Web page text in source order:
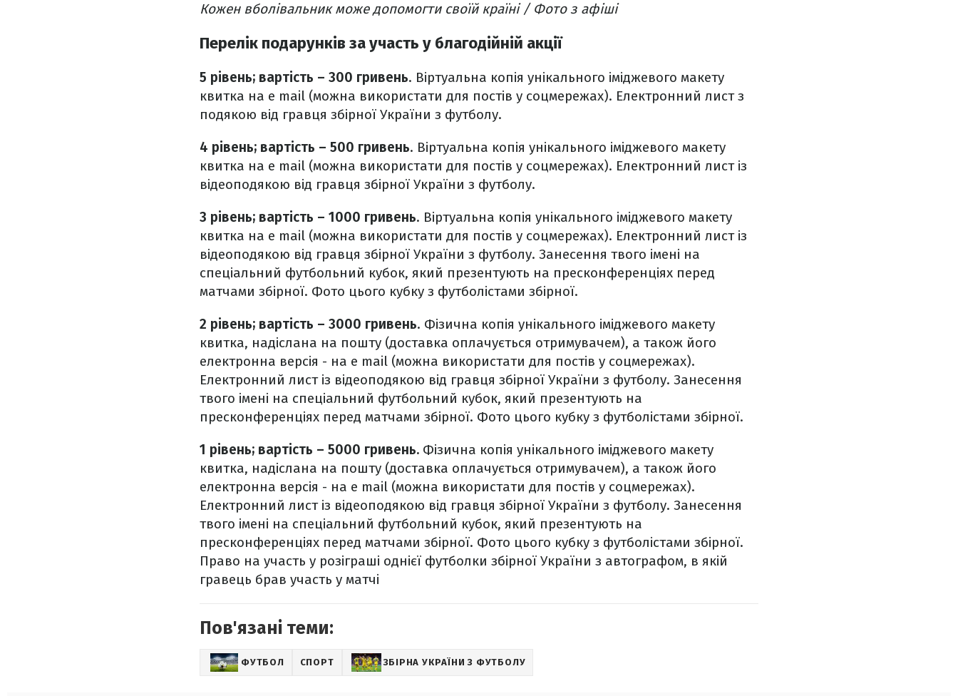
Кожен вболівальник може допомогти своїй країні / Фото з афіші
Перелік подарунків за участь у благодійній акції
5 рівень; вартість – 300 гривень. Віртуальна копія унікального іміджевого макету
квитка на e mail (можна використати для постів у соцмережах). Електронний лист з
подякою від гравця збірної України з футболу.
4 рівень; вартість – 500 гривень. Віртуальна копія унікального іміджевого макету
квитка на e mail (можна використати для постів у соцмережах). Електронний лист із
відеоподякою від гравця збірної України з футболу.
3 рівень; вартість – 1000 гривень. Віртуальна копія унікального іміджевого макету
квитка на e mail (можна використати для постів у соцмережах). Електронний лист із
відеоподякою від гравця збірної України з футболу. Занесення твого імені на
спеціальний футбольний кубок, який презентують на пресконференціях перед
матчами збірної. Фото цього кубку з футболістами збірної.
2 рівень; вартість – 3000 гривень. Фізична копія унікального іміджевого макету
квитка, надіслана на пошту (доставка оплачується отримувачем), а також його
електронна версія - на e mail (можна використати для постів у соцмережах).
Електронний лист із відеоподякою від гравця збірної України з футболу. Занесення
твого імені на спеціальний футбольний кубок, який презентують на
пресконференціях перед матчами збірної. Фото цього кубку з футболістами збірної.
1 рівень; вартість – 5000 гривень. Фізична копія унікального іміджевого макету
квитка, надіслана на пошту (доставка оплачується отримувачем), а також його
електронна версія - на e mail (можна використати для постів у соцмережах).
Електронний лист із відеоподякою від гравця збірної України з футболу. Занесення
твого імені на спеціальний футбольний кубок, який презентують на
пресконференціях перед матчами збірної. Фото цього кубку з футболістами збірної.
Право на участь у розіграші однієї футболки збірної України з автографом, в якій
гравець брав участь у матчі
Пов'язані теми:
ФУТБОЛ СПОРТ ЗБІРНА УКРАЇНИ З ФУТБОЛУ